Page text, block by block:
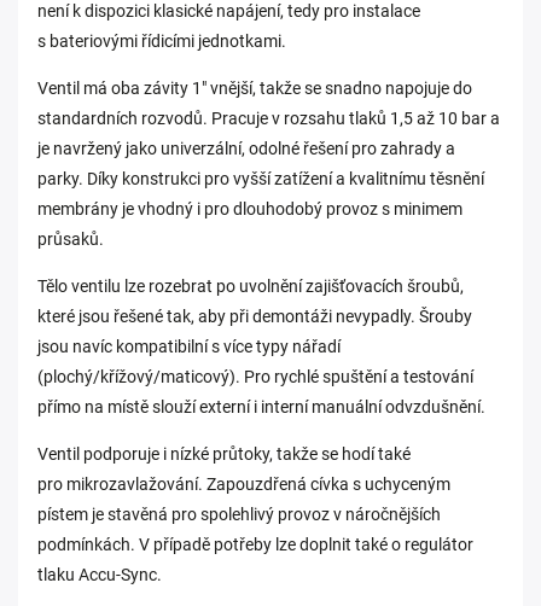
není k dispozici klasické napájení, tedy pro instalace
s bateriovými řídicími jednotkami.
Ventil má oba závity 1" vnější, takže se snadno napojuje do
standardních rozvodů. Pracuje v rozsahu tlaků 1,5 až 10 bar a
je navržený jako univerzální, odolné řešení pro zahrady a
parky. Díky konstrukci pro vyšší zatížení a kvalitnímu těsnění
membrány je vhodný i pro dlouhodobý provoz s minimem
průsaků.
Tělo ventilu lze rozebrat po uvolnění zajišťovacích šroubů,
které jsou řešené tak, aby při demontáži nevypadly. Šrouby
jsou navíc kompatibilní s více typy nářadí
(plochý/křížový/maticový). Pro rychlé spuštění a testování
přímo na místě slouží externí i interní manuální odvzdušnění.
Ventil podporuje i nízké průtoky, takže se hodí také
pro mikrozavlažování. Zapouzdřená cívka s uchyceným
pístem je stavěná pro spolehlivý provoz v náročnějších
podmínkách. V případě potřeby lze doplnit také o regulátor
tlaku Accu-Sync.